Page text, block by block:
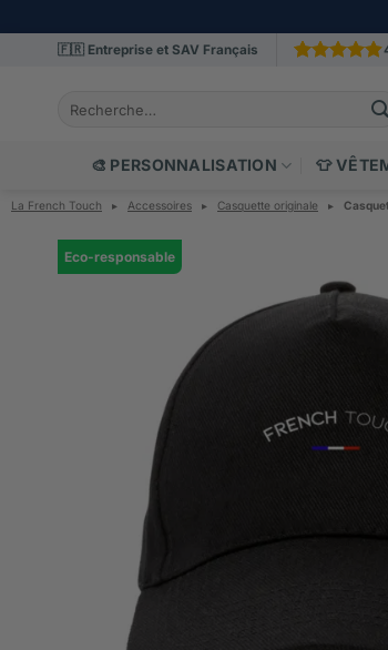
🇫🇷 Entreprise et SAV Français
sur 5 basé
🎨 PERSONNALISATION 👕
La French Touch ▸ Accessoires ▸ Casquette originale ▸
Eco-responsable